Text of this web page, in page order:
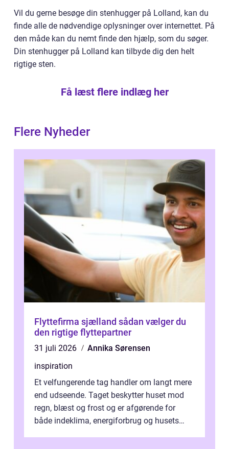
Vil du gerne besøge din stenhugger på Lolland, kan du
finde alle de nødvendige oplysninger over internettet. På
den måde kan du nemt finde den hjælp, som du søger.
Din stenhugger på Lolland kan tilbyde dig den helt
rigtige sten.
Få læst flere indlæg her
Flere Nyheder
Flyttefirma sjælland sådan vælger du
den rigtige flyttepartner
31 juli 2026
Annika Sørensen
inspiration
Et velfungerende tag handler om langt mere
end udseende. Taget beskytter huset mod
regn, blæst og frost og er afgørende for
både indeklima, energiforbrug og husets